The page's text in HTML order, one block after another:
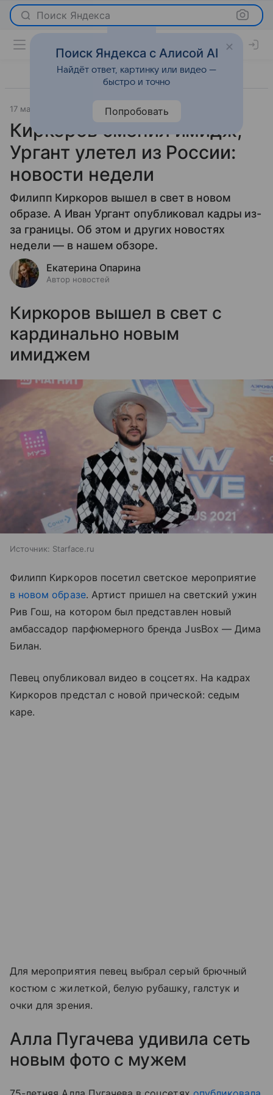
Поиск Яндекса
17 мая 2024
Киркоров сменил имидж,
Ургант улетел из России:
новости недели
Филипп Киркоров вышел в свет в новом
образе. А Иван Ургант опубликовал кадры из-
за границы. Об этом и других новостях
недели — в нашем обзоре.
Екатерина Опарина
Автор новостей
Киркоров вышел в свет с
кардинально новым
имиджем
Источник: Starface.ru
Филипп Киркоров посетил светское мероприятие
в новом образе. Артист пришел на светский ужин
Рив Гош, на котором был представлен новый
амбассадор парфюмерного бренда JusBox — Дима
Билан.
Певец опубликовал видео в соцсетях. На кадрах
Киркоров предстал с новой прической: седым
каре.
Для мероприятия певец выбрал серый брючный
костюм с жилеткой, белую рубашку, галстук и
очки для зрения.
Алла Пугачева удивила сеть
новым фото с мужем
Поиск Яндекса с Алисой AI
Найдёт ответ, картинку или видео —
быстро и точно
Попробовать